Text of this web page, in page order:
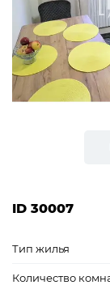
ID 30007
Тип жилья
Количество